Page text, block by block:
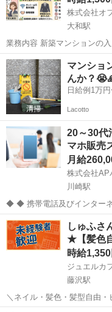
株式会社オ
大和駅
業務内容 新築マンションの入居者向け説明会で、住宅購入者の皆様に
インターネット設備につい
です。入居前の大切な時期
トをサポートする重要な役割
神奈川 大和市
マンショ
んか？
Lacotto
20～30代
マホ販売
月給
株式会社AP
川崎駅
◆ ◆ 携帯電話及びインターネットの加入促進業務 【このお仕事のお
すすめポイント】 ・ゼロか
らないことは先輩スタッフに
・働きやすい環境で長く...
神奈川 川崎市 川崎駅
しゅふさ
★【髪色
時給1,350
ジュエルカ
藤沢駅
＼ネイル・髪色・髪型自由・
クセサリー禁止なお店が多